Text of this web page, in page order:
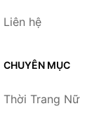
Liên hệ
CHUYÊN MỤC
Thời Trang Nữ